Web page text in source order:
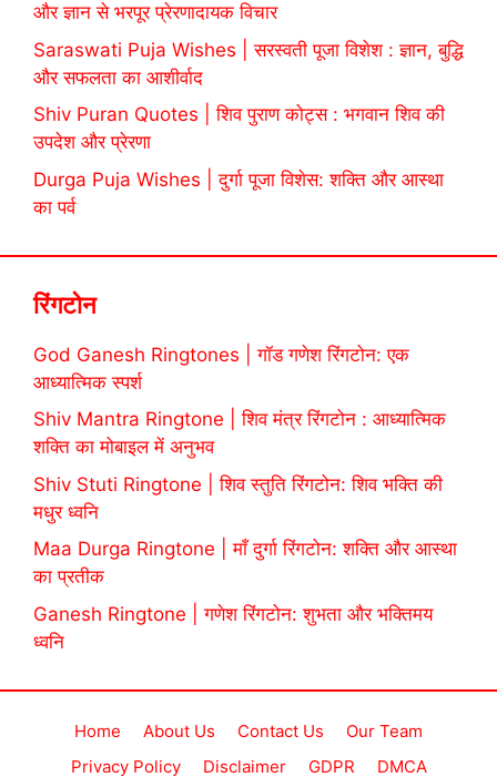
और ज्ञान से भरपूर प्रेरणादायक विचार
Saraswati Puja Wishes | सरस्वती पूजा विशेश : ज्ञान, बुद्धि
और सफलता का आशीर्वाद
Shiv Puran Quotes | शिव पुराण कोट्स : भगवान शिव की
उपदेश और प्रेरणा
Durga Puja Wishes | दुर्गा पूजा विशेस: शक्ति और आस्था
का पर्व
रिंगटोन
God Ganesh Ringtones | गॉड गणेश रिंगटोन: एक
आध्यात्मिक स्पर्श
Shiv Mantra Ringtone | शिव मंत्र रिंगटोन : आध्यात्मिक
शक्ति का मोबाइल में अनुभव
Shiv Stuti Ringtone | शिव स्तुति रिंगटोन: शिव भक्ति की
मधुर ध्वनि
Maa Durga Ringtone | माँ दुर्गा रिंगटोन: शक्ति और आस्था
का प्रतीक
Ganesh Ringtone | गणेश रिंगटोन: शुभता और भक्तिमय
ध्वनि
Home About Us Contact Us
Our Team
Privacy Policy
Disclaimer GDPR DMCA